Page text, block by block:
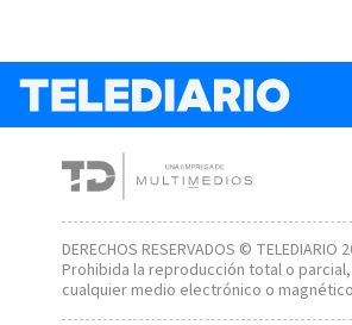
DERECHOS RESERVADOS © TELEDIARIO
Prohibida la reproducción total o
cualquier medio electrónico o